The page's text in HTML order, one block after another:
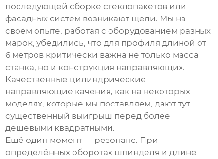
последующей сборке стеклопакетов или
фасадных систем возникают щели. Мы на
своём опыте, работая с оборудованием разных
марок, убедились, что для профиля длиной от
6 метров критически важна не только масса
станка, но и конструкция направляющих.
Качественные цилиндрические
направляющие качения, как на некоторых
моделях, которые мы поставляем, дают тут
существенный выигрыш перед более
дешёвыми квадратными.
Ещё один момент — резонанс. При
определённых оборотах шпинделя и длине